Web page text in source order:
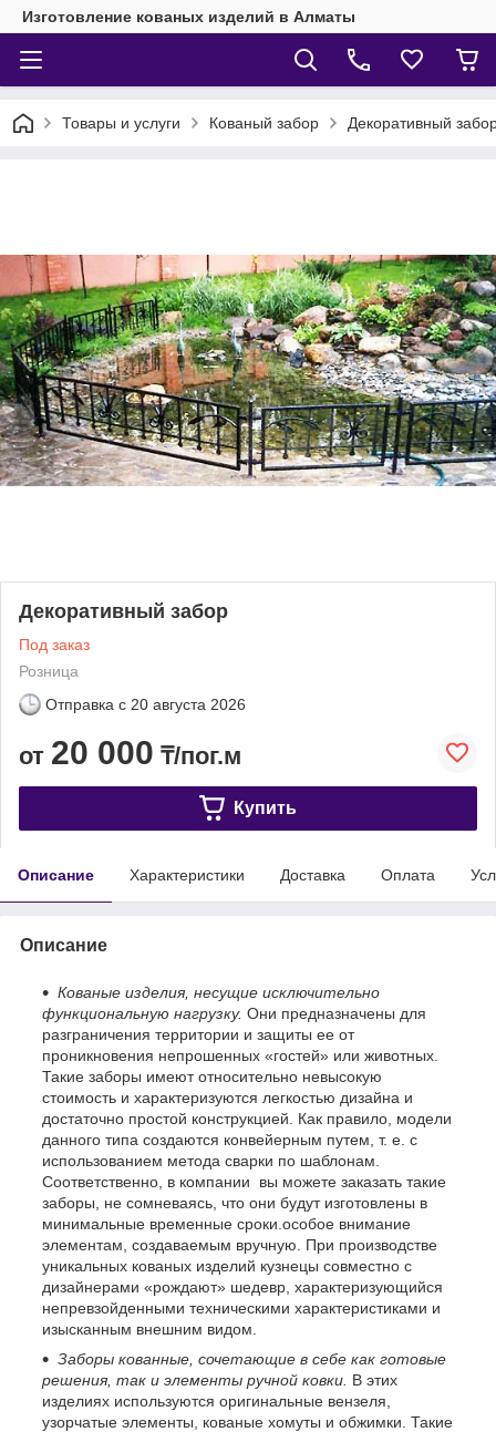
Изготовление кованых изделий в Алматы
Товары и услуги Кованый забор Декоративный
Декоративный забор
Под заказ
Розница
Отправка с 20 августа 2026
от 20 000 ₸/пог.м
Купить
Описание Характеристики Доставка Оплата
Описание
Кованые изделия, несущие исключительно
функциональную нагрузку. Они предназначены для
разграничения территории и защиты ее от
проникновения непрошенных «гостей» или животных.
Такие заборы имеют относительно невысокую
стоимость и характеризуются легкостью дизайна и
достаточно простой конструкцией. Как правило, модели
данного типа создаются конвейерным путем, т. е. с
использованием метода сварки по шаблонам.
Соответственно, в компании вы можете заказать такие
заборы, не сомневаясь, что они будут изготовлены в
минимальные временные сроки.особое внимание
элементам, создаваемым вручную. При производстве
уникальных кованых изделий кузнецы совместно с
дизайнерами «рождают» шедевр, характеризующийся
непревзойденными техническими характеристиками и
изысканным внешним видом.
Заборы кованные, сочетающие в себе как готовые
решения, так и элементы ручной ковки. В этих
изделиях используются оригинальные вензеля,
узорчатые элементы, кованые хомуты и обжимки. Такие